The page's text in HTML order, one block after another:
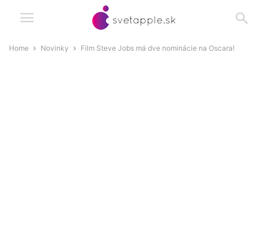
Home Novinky Film Steve Jobs má dve nominácie na Oscara!